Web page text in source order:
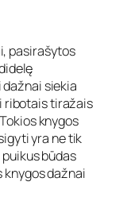
pasirašytos
siekia
ribotais tiražais
knygos
yra ne tik
būdas
dažnai